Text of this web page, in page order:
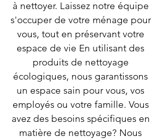
à nettoyer. Laissez notre équipe
s'occuper de votre ménage pour
vous, tout en préservant votre
espace de vie En utilisant des
produits de nettoyage
écologiques, nous garantissons
un espace sain pour vous, vos
employés ou votre famille. Vous
avez des besoins spécifiques en
matière de nettoyage? Nous